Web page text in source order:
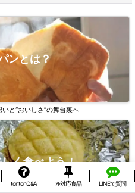
tontonQ&A ｱﾚ対応食品 LINEで質問
ンとは？
と“おいしさ”の舞台裏へ
く食べよう！